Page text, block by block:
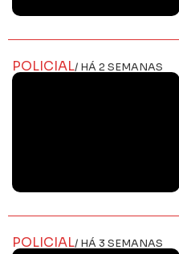
POLICIAL/ HÁ 2 SEMANAS
POLICIAL/ HÁ 3 SEMANAS